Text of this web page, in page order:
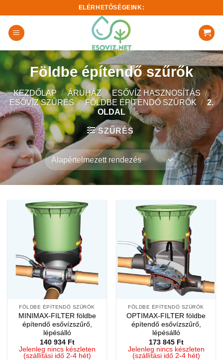
to
content
ELÉRHETŐSÉGEINK:
Földbe építendő szűrők
KEZDŐLAP / ÁRUHÁZ / ESŐVÍZ HASZNOSÍTÁS /
ESŐVÍZ SZŰRÉS / FÖLDBE ÉPÍTENDŐ SZŰRŐK / 2.
OLDAL
SZŰRÉS
FÖLDBE ÉPÍTENDŐ SZŰRŐK
MINIMAX-FILTER földbe
építendő esővízszűrő,
lépésálló
140 934 Ft
Jelenleg nincs készleten
(szállítási idő 2-4 hét)
FÖLDBE ÉPÍTENDŐ SZŰRŐK
OPTIMAX-FILTER földbe
építendő esővízszűrő,
lépésálló
173 845 Ft
Jelenleg nincs készleten
(szállítási idő 2-4 hét)